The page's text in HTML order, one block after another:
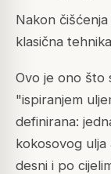
Nakon
klasična
Ovo je ono što
"ispiranjem
definirana:
kokosovog
desni i po